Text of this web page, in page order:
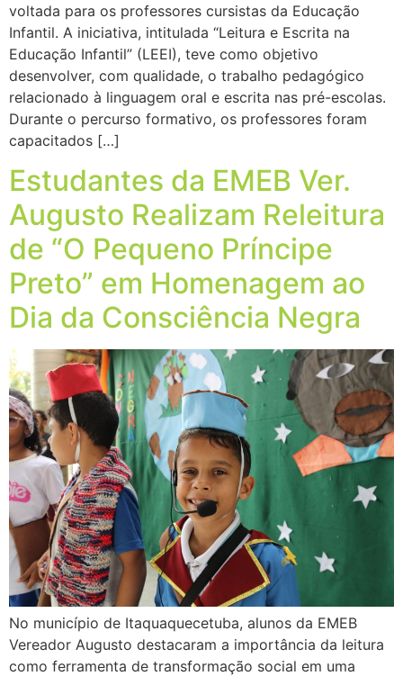
voltada para os professores cursistas da Educação
Infantil. A iniciativa, intitulada “Leitura e Escrita na
Educação Infantil” (LEEI), teve como objetivo
desenvolver, com qualidade, o trabalho pedagógico
relacionado à linguagem oral e escrita nas pré-escolas.
Durante o percurso formativo, os professores foram
capacitados […]
Estudantes da EMEB Ver.
Augusto Realizam Releitura
de “O Pequeno Príncipe
Preto” em Homenagem ao
Dia da Consciência Negra
No município de Itaquaquecetuba, alunos da EMEB
Vereador Augusto destacaram a importância da leitura
como ferramenta de transformação social em uma